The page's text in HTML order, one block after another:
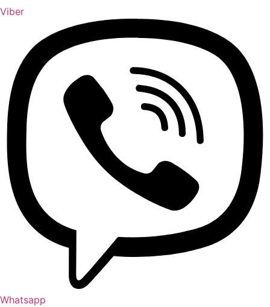
Viber
Whatsapp